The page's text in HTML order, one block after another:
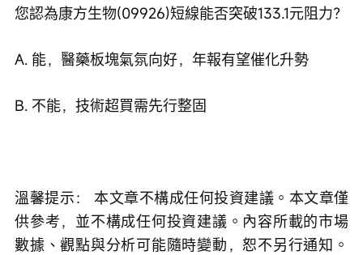
您認為康方生物(09926)短線能否突破133.1元阻力？
A. 能，醫藥板塊氣氛向好，年報有望催化升勢
B. 不能，技術超買需先行整固
溫馨提示： 本文章不構成任何投資建議。本文章僅
供參考，並不構成任何投資建議。內容所載的市場
數據、觀點與分析可能隨時變動，恕不另行通知。